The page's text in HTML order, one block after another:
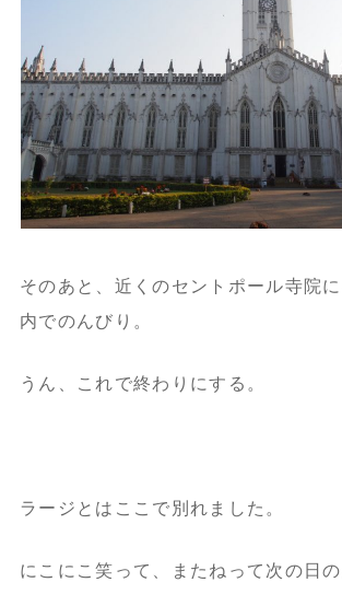
そのあと、近くのセントポール寺院
内でのんびり。
うん、これで終わりにする。
ラージとはここで別れました。
にこにこ笑って、またねって次の日